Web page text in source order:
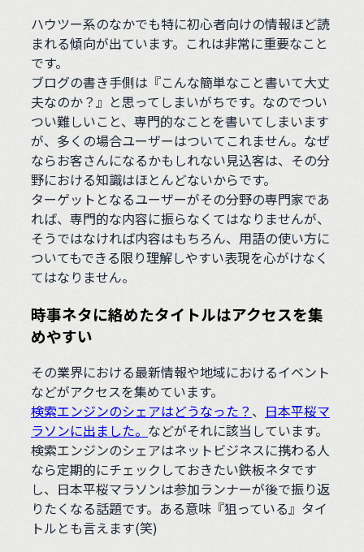
ハウツー系のなかでも特に初心者向けの情報ほど読
まれる傾向が出ています。これは非常に重要なこと
です。
ブログの書き手側は『こんな簡単なこと書いて大丈
夫なのか？』と思ってしまいがちです。なのでつい
つい難しいこと、専門的なことを書いてしまいます
が、多くの場合ユーザーはついてこれません。なぜ
ならお客さんになるかもしれない見込客は、その分
野における知識はほとんどないからです。
ターゲットとなるユーザーがその分野の専門家であ
れば、専門的な内容に振らなくてはなりませんが、
そうではなければ内容はもちろん、用語の使い方に
ついてもできる限り理解しやすい表現を心がけなく
てはなりません。
時事ネタに絡めたタイトルはアクセスを集
めやすい
その業界における最新情報や地域におけるイベント
などがアクセスを集めています。
検索エンジンのシェアはどうなった？ 、 日本平桜マ
ラソンに出ました。 などがそれに該当しています。
検索エンジンのシェアはネットビジネスに携わる人
なら定期的にチェックしておきたい鉄板ネタです
し、日本平桜マラソンは参加ランナーが後で振り返
りたくなる話題です。ある意味『狙っている』タイ
トルとも言えます(笑)